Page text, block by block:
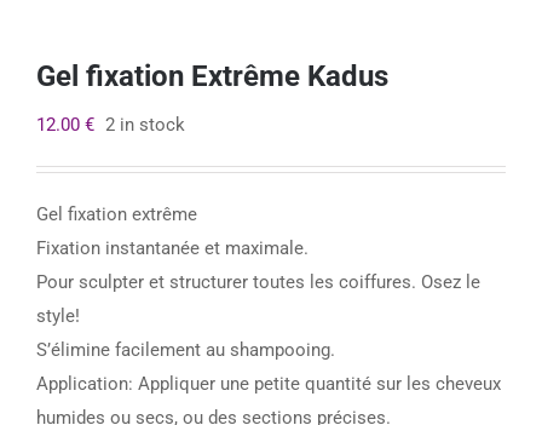
Gel fixation Extrême Kadus
12.00 € 2 in stock
Gel fixation extrême
Fixation instantanée et maximale.
Pour sculpter et structurer toutes les coiffures. Osez le
style!
S’élimine facilement au shampooing.
Application: Appliquer une petite quantité sur les cheveux
humides ou secs, ou des sections précises.